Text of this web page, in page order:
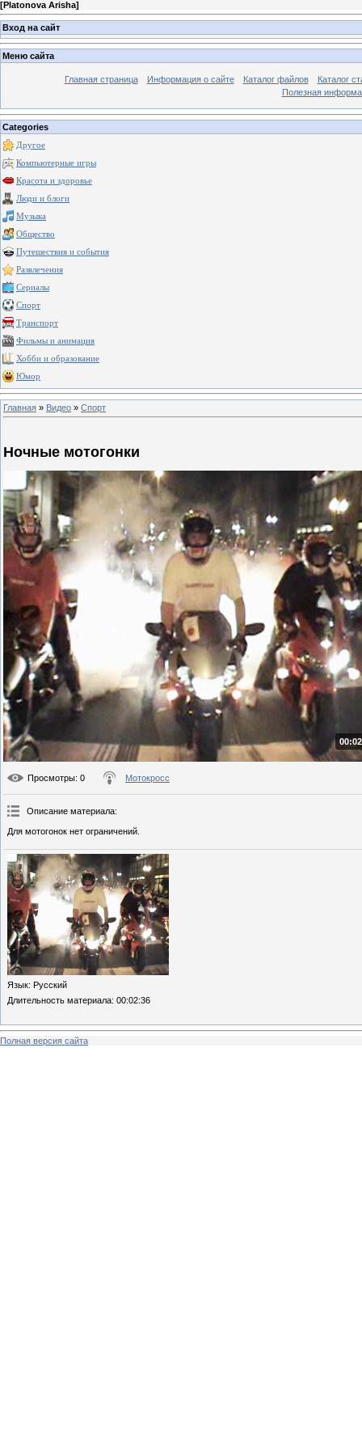
[Platonova Arisha]
Вход на сайт
Меню сайта
Главная страница Информация о сайте Каталог файлов
Каталог
Полезная
Categories
Другое
Компьютерные игры
Красота и здоровье
Люди и блоги
Музыка
Общество
Путешествия и события
Развлечения
Сериалы
Спорт
Транспорт
Фильмы и анимация
Хобби и образование
Юмор
Главная » Видео » Спорт
Ночные мотогонки
Просмотры: 0 Мотокросс
Описание материала:
Для мотогонок нет ограничений.
Язык: Русский
Длительность материала: 00:02:36
Полная версия сайта